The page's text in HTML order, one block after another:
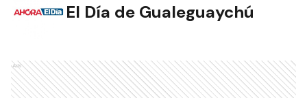
El Día de Gualeguaychú
Ads